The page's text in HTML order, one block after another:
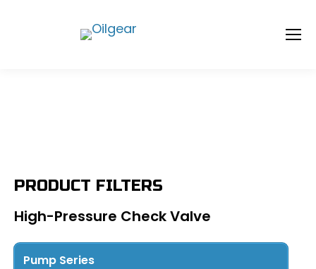
PRODUCT FILTERS
High-Pressure Check Valve
Pump Series